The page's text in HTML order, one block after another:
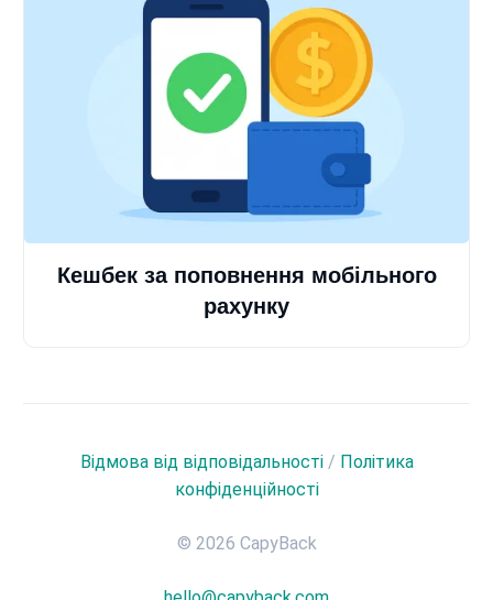
Кешбек за поповнення мобільного
рахунку
Відмова від відповідальності/ Політика
конфіденційності
© 2026 CapyBack